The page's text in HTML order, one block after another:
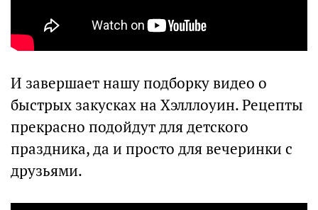
И завершает нашу подборку видео о
быстрых закусках на Хэлллоуин. Рецепты
прекрасно подойдут для детского
праздника, да и просто для вечеринки с
друзьями.